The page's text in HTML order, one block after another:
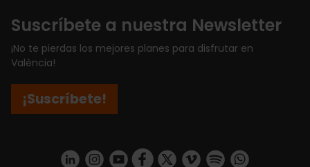
Suscríbete a nuestra Newsletter
¡No te pierdas los mejores planes para disfrutar en
València!
¡Suscríbete!
https://www.linkedin.com/company/turismo-valencia/mycompany/
https://www.instagram.com/visit_valencia/
https://www.youtube.com/user/
https://www.facebook.com/
https://twitter.com/
https://vimeo.com/
https://https://api.whatsapp.com/